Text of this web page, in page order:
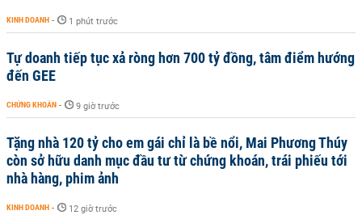
KINH DOANH - 1 phút trước
Tự doanh tiếp tục xả ròng hơn 700 tỷ đồng, tâm điểm hướng
đến GEE
CHỨNG KHOÁN - 9 giờ trước
Tặng nhà 120 tỷ cho em gái chỉ là bề nổi, Mai Phương Thúy
còn sở hữu danh mục đầu tư từ chứng khoán, trái phiếu tới
nhà hàng, phim ảnh
KINH DOANH - 12 giờ trước